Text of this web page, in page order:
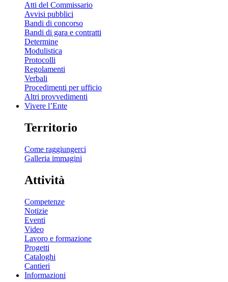
Atti del Commissario
Avvisi pubblici
Bandi di concorso
Bandi di gara e contratti
Determine
Modulistica
Protocolli
Regolamenti
Verbali
Procedimenti per ufficio
Altri provvedimenti
Vivere l’Ente
Territorio
Come raggiungerci
Galleria immagini
Attività
Competenze
Notizie
Eventi
Video
Lavoro e formazione
Progetti
Cataloghi
Cantieri
Informazioni